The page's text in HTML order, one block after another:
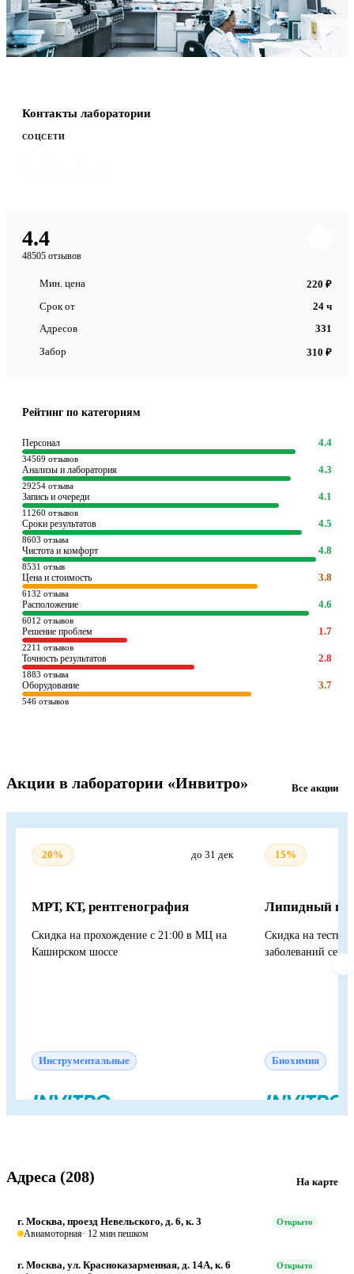
Контакты лаборатории
СОЦСЕТИ
4.4
48505 отзывов
Мин. цена
220 ₽
Срок от
24 ч
Адресов
331
Забор
310 ₽
Рейтинг по категориям
Персонал 4.4
34569 отзывов
Анализы и лаборатория 4.3
29254 отзыва
Запись и очереди 4.1
11260 отзывов
Сроки результатов 4.5
8603 отзыва
Чистота и комфорт 4.8
8531 отзыв
Цена и стоимость 3.8
6132 отзыва
Расположение 4.6
6012 отзывов
Решение проблем 1.7
2211 отзывов
Точность результатов 2.8
1883 отзыва
Оборудование 3.7
546 отзывов
Акции в лаборатории «Инвитро» Все акции
20% до 31 дек
МРТ, КТ, рентгенография
Скидка на прохождение с 21:00 в МЦ на
Каширском шоссе
Инструментальные
15%
Липидный
Скидка на тесты
заболеваний
Биохимия
Адреса (208) На карте
г. Москва, проезд Невельского, д. 6, к. 3 Открыто
Авиамоторная· 12 мин пешком
г. Москва, ул. Красноказарменная, д. 14А, к. 6 Открыто